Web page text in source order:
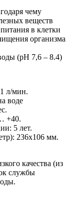
чему
веществ
в клетки
организма
(pH 7,6 – 8.4)
л/мин.
воде
+40.
5 лет.
236х106 мм.
качества (из
службы